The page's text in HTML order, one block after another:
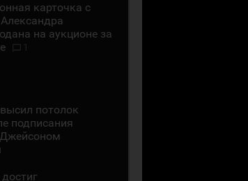
карточка с
на аукционе за
потолок
подписания